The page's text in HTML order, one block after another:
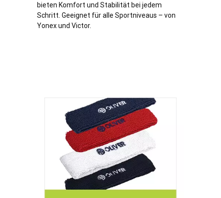
bieten Komfort und Stabilität bei jedem
Schritt. Geeignet für alle Sportniveaus – von
Yonex und Victor.